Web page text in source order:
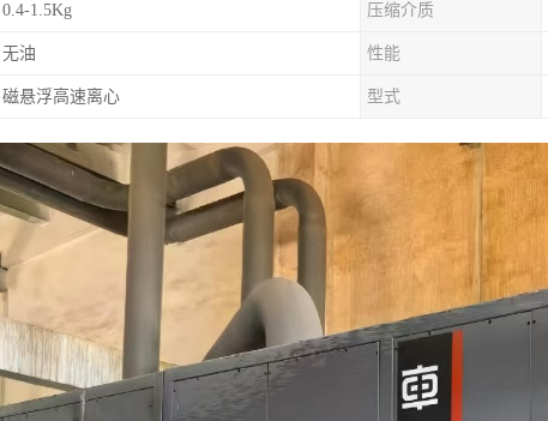
0.4-1.5Kg 压缩介质
无油 性能
磁悬浮高速离心 型式